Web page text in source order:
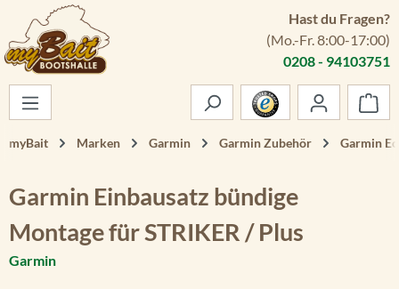
Zum Hauptinhalt springen
Hast du Fragen?
(Mo.-Fr. 8:00-17:00)
0208 - 94103751
myBait Marken Garmin Garmin Zubehör Garmin
Garmin Einbausatz bündige
Montage für STRIKER / Plus
Garmin